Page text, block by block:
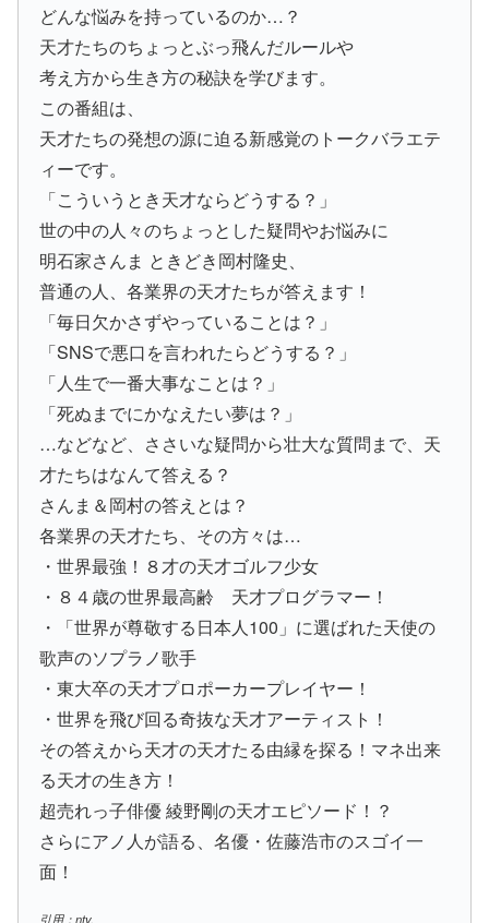
どんな悩みを持っているのか…？
天才たちのちょっとぶっ飛んだルールや
考え方から生き方の秘訣を学びます。
この番組は、
天才たちの発想の源に迫る新感覚のトークバラエテ
ィーです。
「こういうとき天才ならどうする？」
世の中の人々のちょっとした疑問やお悩みに
明石家さんま ときどき岡村隆史、
普通の人、各業界の天才たちが答えます！
「毎日欠かさずやっていることは？」
「SNSで悪口を言われたらどうする？」
「人生で一番大事なことは？」
「死ぬまでにかなえたい夢は？」
…などなど、ささいな疑問から壮大な質問まで、天
才たちはなんて答える？
さんま＆岡村の答えとは？
各業界の天才たち、その方々は…
・世界最強！８才の天才ゴルフ少女
・８４歳の世界最高齢 天才プログラマー！
・「世界が尊敬する日本人100」に選ばれた天使の
歌声のソプラノ歌手
・東大卒の天才プロポーカープレイヤー！
・世界を飛び回る奇抜な天才アーティスト！
その答えから天才の天才たる由縁を探る！マネ出来
る天才の生き方！
超売れっ子俳優 綾野剛の天才エピソード！？
さらにアノ人が語る、名優・佐藤浩市のスゴイ一
面！
引用：ntv.